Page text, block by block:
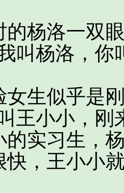
洛一双眼
叫杨洛，你
似乎是刚
王小小，刚
的实习生，
快，王小小